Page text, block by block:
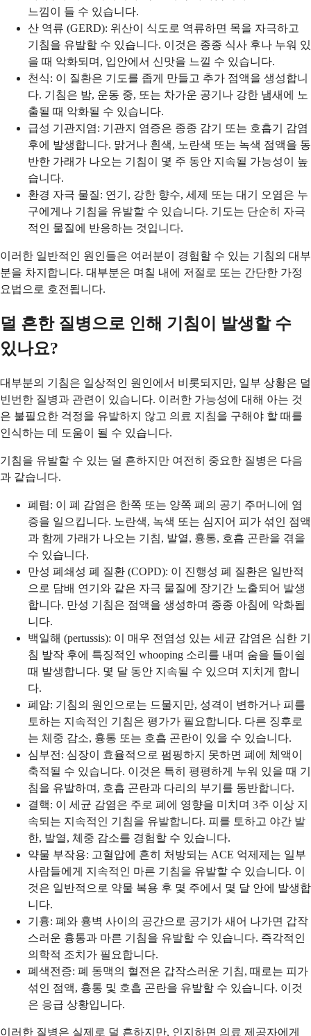
느낌이 들 수 있습니다.
산 역류 (GERD): 위산이 식도로 역류하면 목을 자극하고
기침을 유발할 수 있습니다. 이것은 종종 식사 후나 누워 있
을 때 악화되며, 입안에서 신맛을 느낄 수 있습니다.
천식: 이 질환은 기도를 좁게 만들고 추가 점액을 생성합니
다. 기침은 밤, 운동 중, 또는 차가운 공기나 강한 냄새에 노
출될 때 악화될 수 있습니다.
급성 기관지염: 기관지 염증은 종종 감기 또는 호흡기 감염
후에 발생합니다. 맑거나 흰색, 노란색 또는 녹색 점액을 동
반한 가래가 나오는 기침이 몇 주 동안 지속될 가능성이 높
습니다.
환경 자극 물질: 연기, 강한 향수, 세제 또는 대기 오염은 누
구에게나 기침을 유발할 수 있습니다. 기도는 단순히 자극
적인 물질에 반응하는 것입니다.
이러한 일반적인 원인들은 여러분이 경험할 수 있는 기침의 대부
분을 차지합니다. 대부분은 며칠 내에 저절로 또는 간단한 가정
요법으로 호전됩니다.
덜 흔한 질병으로 인해 기침이 발생할 수
있나요?
대부분의 기침은 일상적인 원인에서 비롯되지만, 일부 상황은 덜
빈번한 질병과 관련이 있습니다. 이러한 가능성에 대해 아는 것
은 불필요한 걱정을 유발하지 않고 의료 지침을 구해야 할 때를
인식하는 데 도움이 될 수 있습니다.
기침을 유발할 수 있는 덜 흔하지만 여전히 중요한 질병은 다음
과 같습니다.
폐렴: 이 폐 감염은 한쪽 또는 양쪽 폐의 공기 주머니에 염
증을 일으킵니다. 노란색, 녹색 또는 심지어 피가 섞인 점액
과 함께 가래가 나오는 기침, 발열, 흉통, 호흡 곤란을 겪을
수 있습니다.
만성 폐쇄성 폐 질환 (COPD): 이 진행성 폐 질환은 일반적
으로 담배 연기와 같은 자극 물질에 장기간 노출되어 발생
합니다. 만성 기침은 점액을 생성하며 종종 아침에 악화됩
니다.
백일해 (pertussis): 이 매우 전염성 있는 세균 감염은 심한 기
침 발작 후에 특징적인 whooping 소리를 내며 숨을 들이쉴
때 발생합니다. 몇 달 동안 지속될 수 있으며 지치게 합니
다.
폐암: 기침의 원인으로는 드물지만, 성격이 변하거나 피를
토하는 지속적인 기침은 평가가 필요합니다. 다른 징후로
는 체중 감소, 흉통 또는 호흡 곤란이 있을 수 있습니다.
심부전: 심장이 효율적으로 펌핑하지 못하면 폐에 체액이
축적될 수 있습니다. 이것은 특히 평평하게 누워 있을 때 기
침을 유발하며, 호흡 곤란과 다리의 부기를 동반합니다.
결핵: 이 세균 감염은 주로 폐에 영향을 미치며 3주 이상 지
속되는 지속적인 기침을 유발합니다. 피를 토하고 야간 발
한, 발열, 체중 감소를 경험할 수 있습니다.
약물 부작용: 고혈압에 흔히 처방되는 ACE 억제제는 일부
사람들에게 지속적인 마른 기침을 유발할 수 있습니다. 이
것은 일반적으로 약물 복용 후 몇 주에서 몇 달 안에 발생합
니다.
기흉: 폐와 흉벽 사이의 공간으로 공기가 새어 나가면 갑작
스러운 흉통과 마른 기침을 유발할 수 있습니다. 즉각적인
의학적 조치가 필요합니다.
폐색전증: 폐 동맥의 혈전은 갑작스러운 기침, 때로는 피가
섞인 점액, 흉통 및 호흡 곤란을 유발할 수 있습니다. 이것
은 응급 상황입니다.
이러한 질병은 실제로 덜 흔하지만, 인지하면 의료 제공자에게